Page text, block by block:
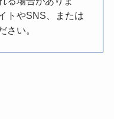
トやSNS、または
さい。